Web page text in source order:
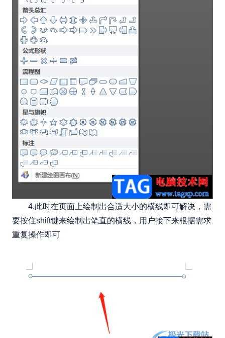
4.此时在页面上绘制出合适大小的横线即可解决，需
要按住shift键来绘制出笔直的横线，用户接下来根据需求
重复操作即可